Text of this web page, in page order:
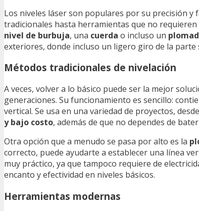
Los niveles láser son populares por su precisión y
tradicionales hasta herramientas que no
nivel de burbuja, una cuerda o incluso un
exteriores, donde incluso un ligero giro de la
Métodos tradicionales de nivelación
A veces, volver a lo básico puede ser la mejor
generaciones. Su funcionamiento es sencillo:
vertical. Se usa en una variedad de proyectos,
y bajo costo, además de que no dependes de
Otra opción que a menudo se pasa por alto es la
correcto, puede ayudarte a establecer una línea
muy práctico, ya que tampoco requiere de
encanto y efectividad en niveles básicos.
Herramientas modernas